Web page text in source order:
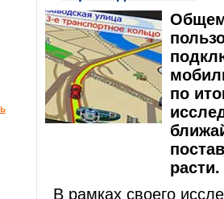
по
расти.
В рамках своего